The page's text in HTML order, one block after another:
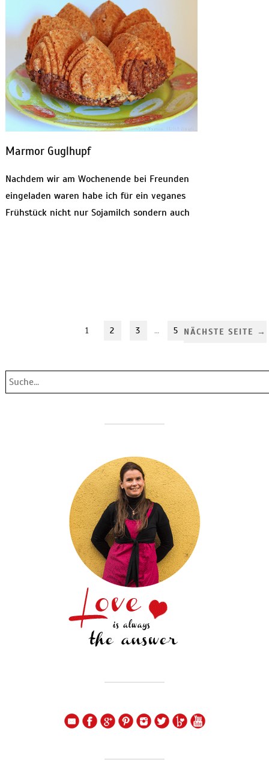
Marmor Guglhupf
Nachdem wir am Wochenende bei Freunden
eingeladen waren habe ich für ein veganes
Frühstück nicht nur Sojamilch sondern auch
1 2 3 … 5 NÄCHSTE SEITE →